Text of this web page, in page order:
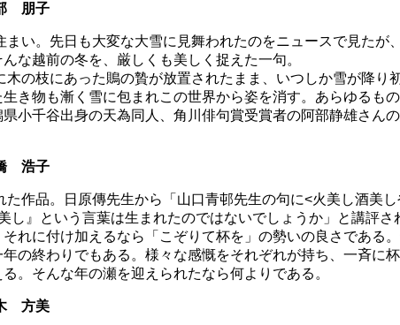
朋子
い。先日も大変な大雪に見舞われたのをニュースで見たが
な越前の冬を、厳しくも美しく捉えた一句。
の枝にあった鵙の贄が放置されたまま、いつしか雪が降り
き物も漸く雪に包まれこの世界から姿を消す。あらゆるも
小千谷出身の天為同人、角川俳句賞受賞者の阿部静雄さん
浩子
作品。日原傳先生から「山口青邨先生の句に<火美し酒美し
』という言葉は生まれたのではないでしょうか」と講評さ
れに付け加えるなら「こぞりて杯を」の勢いの良さである
の終わりでもある。様々な感慨をそれぞれが持ち、一斉に杯
。そんな年の瀬を迎えられたなら何よりである。
方美